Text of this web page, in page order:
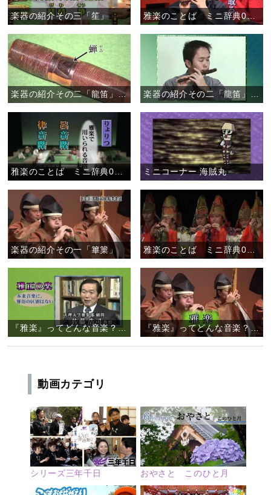
楽器の紹介その三「笙」 雅楽のことば ミニ辞典03 「音頭」
楽器の紹介その二「龍笛」（２／２）
雅楽のことば ミニ辞典02 「ろれつが回らない」 ミニコーナー 海賊丸
楽器の紹介その一「篳篥」 雅楽のことば ミニ辞典01 「調子」
『雅楽』ってどんな音楽？ （２／２） 『雅楽』ってどんな音楽？ （１／２）
動画カテゴリ
シリーズ三年千日 おやさと このひと月